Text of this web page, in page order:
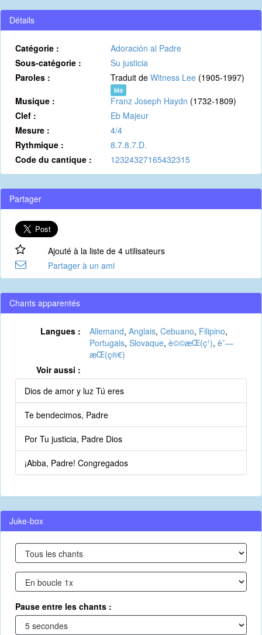
Détails
Catégorie :
Adoración al Padre
Sous-catégorie :
Su justicia
Paroles :
Traduit de Witness Lee (1905-1997)
bio
Musique : Franz Joseph Haydn (1732-1809)
Clef :
Eb Majeur
Mesure :
4/4
Rythmique :
8.7.8.7.D.
Code du cantique :
12324327165432315
Partager
Ajouté à la liste de 4 utilisateurs
Partager à un ami
Chants apparentés
Langues : Allemand, Anglais, Cebuano, Filipino,
Portugais, Slovaque, è©©æ­Œ(ç¹), è¯—
æ­Œ(ç®€)
Voir aussi :
Dios de amor y luz Tú eres
Te bendecimos, Padre
Por Tu justicia, Padre Dios
¡Abba, Padre! Congregados
Juke-box
Pause entre les chants :